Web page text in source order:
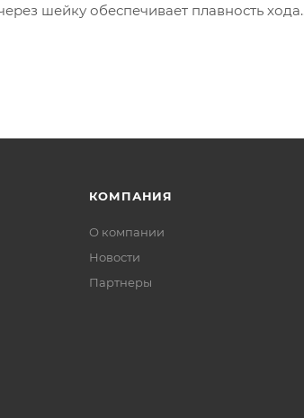
шейку обеспечивает плавность хода.
КОМПАНИЯ
О компании
Новости
Партнеры